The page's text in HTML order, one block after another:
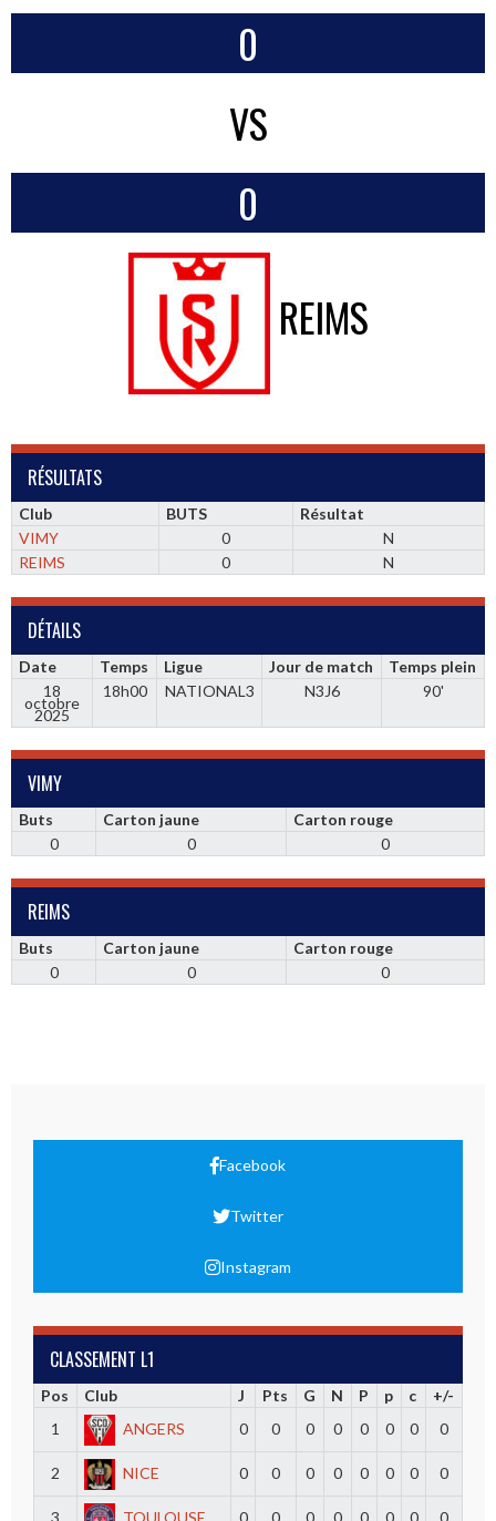
0
VS
0
REIMS
RÉSULTATS
Club BUTS
Résultat
VIMY
0
N
REIMS
0 N
DÉTAILS
Date Temps Ligue Jour de match
Temps plein
18
octobre
2025
18h00 NATIONAL3 N3J6 90'
VIMY
Buts Carton jaune
Carton rouge
0
0 0
REIMS
Buts Carton jaune
Carton rouge
0
0 0
Facebook
Twitter
Instagram
CLASSEMENT L1
Pos Club J Pts G N P p c
+/-
1
ANGERS 0 0 0 0 0 0 0 0
2 NICE 0 0 0 0 0 0 0 0
3 TOULOUSE 0 0 0 0 0 0 0 0